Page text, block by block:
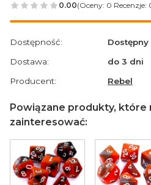
0.00(Oceny: 0 Recenzje:
Przejdź do sekcji
Dostępność:
Dostępny
Dostawa:
do 3 dni
Producent:
Rebel
Powiązane produkty, które
zainteresować: